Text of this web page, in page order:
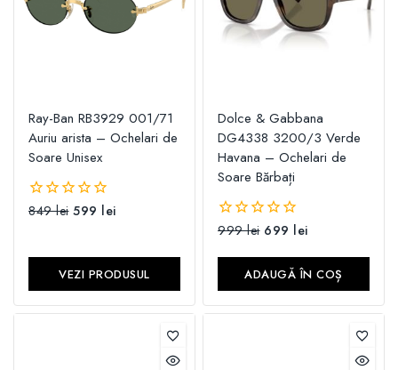
Ray-Ban RB3929 001/71
Auriu arista – Ochelari de
Soare Unisex
0
849lei 599 lei
VEZI PRODUSUL
Dolce & Gabbana
DG4338 3200/3 Verde
Havana – Ochelari de
Soare Bărbați
0
5
999lei 699 lei
ADAUGĂ ÎN COȘ